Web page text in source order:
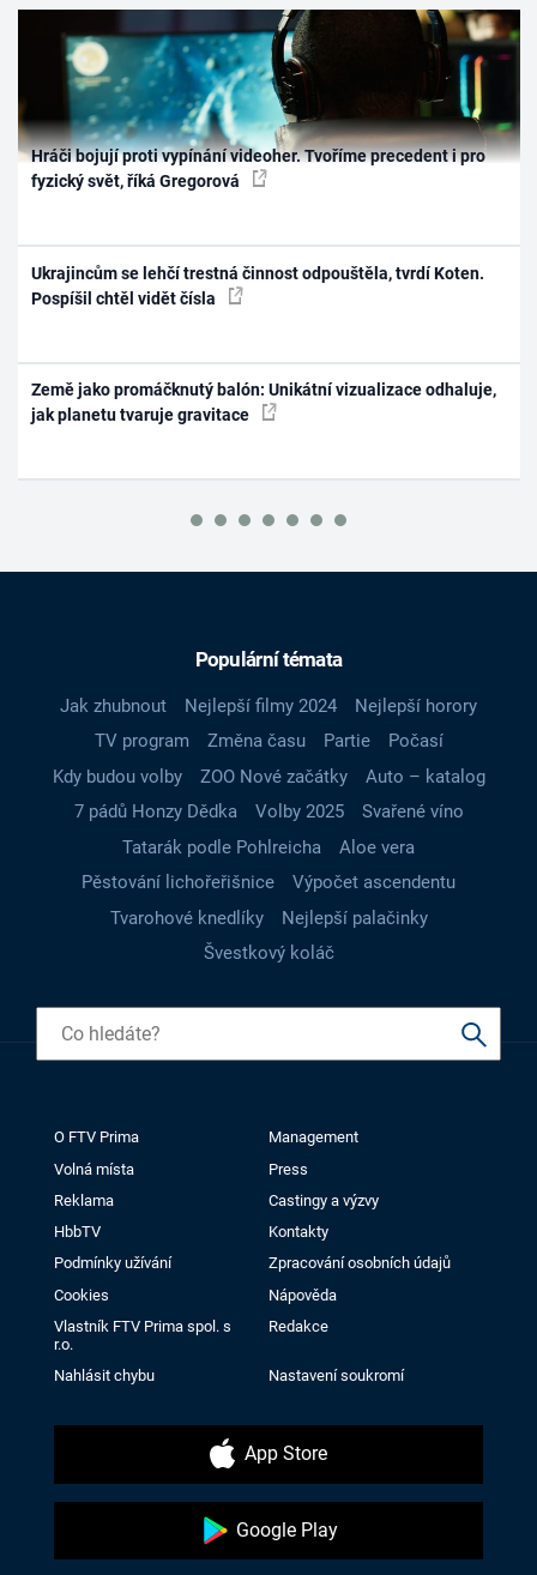
Hráči bojují proti vypínání videoher. Tvoříme precedent i pro
fyzický svět, říká Gregorová
Ukrajincům se lehčí trestná činnost odpouštěla, tvrdí Koten.
Pospíšil chtěl vidět čísla
Země jako promáčknutý balón: Unikátní vizualizace odhaluje,
jak planetu tvaruje gravitace
Populární témata
Jak zhubnout Nejlepší filmy 2024
Nejlepší horory
TV program
Změna času Partie
Počasí
Kdy budou volby
ZOO Nové začátky
Auto – katalog
7 pádů Honzy Dědka
Volby 2025
Svařené víno
Tatarák podle Pohlreicha
Aloe vera
Pěstování lichořeřišnice
Výpočet ascendentu
Tvarohové knedlíky
Nejlepší palačinky
Švestkový koláč
O FTV Prima
Management
Volná místa
Press
Reklama
Castingy a výzvy
HbbTV
Kontakty
Podmínky užívání
Zpracování osobních údajů
Cookies
Nápověda
Vlastník FTV Prima spol. s
r.o.
Redakce
Nahlásit chybu Nastavení soukromí
App Store
Google Play